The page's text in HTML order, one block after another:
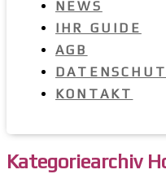
NEWS
IHR GUIDE
AGB
KONTAKT
Kategoriearchiv